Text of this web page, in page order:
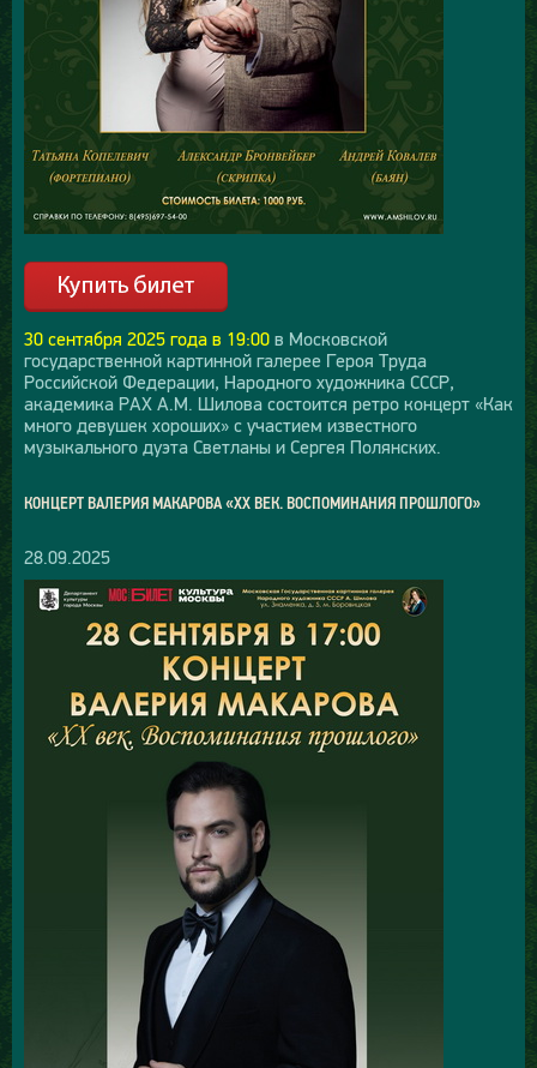
30 сентября 2025 года в 19:00 в Московской
государственной картинной галерее Героя Труда
Российской Федерации, Народного художника СССР,
академика РАХ А.М. Шилова состоится ретро концерт «Как
много девушек хороших» с участием известного
музыкального дуэта Светланы и Сергея Полянских.
КОНЦЕРТ ВАЛЕРИЯ МАКАРОВА «XX ВЕК. ВОСПОМИНАНИЯ ПРОШЛОГО»
28.09.2025